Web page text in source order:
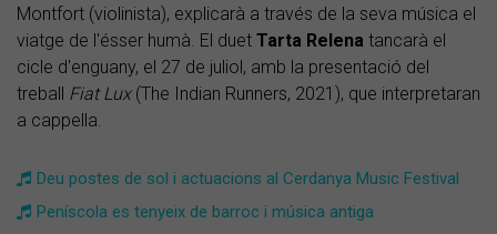
Montfort (violinista), explicarà a través de la seva música el
viatge de l'ésser humà. El duet Tarta Relena tancarà el
cicle d'enguany, el 27 de juliol, amb la presentació del
treball Fiat Lux(The Indian Runners, 2021), que interpretaran
a cappella.
Deu postes de sol i actuacions al Cerdanya Music Festival
Peníscola es tenyeix de barroc i música antiga